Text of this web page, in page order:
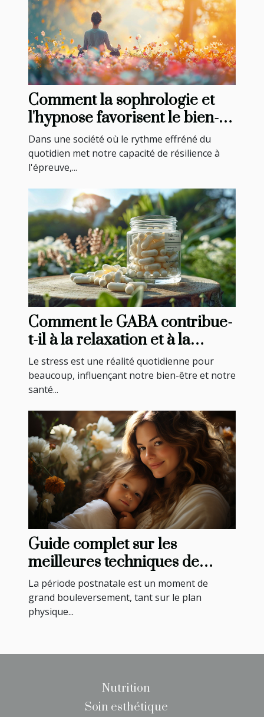
Comment la sophrologie et
l'hypnose favorisent le bien-
être et la relaxation
Dans une société où le rythme effréné du
quotidien met notre capacité de résilience à
l'épreuve,...
Comment le GABA contribue-
t-il à la relaxation et à la
gestion du stress ?
Le stress est une réalité quotidienne pour
beaucoup, influençant notre bien-être et notre
santé...
Guide complet sur les
meilleures techniques de
relaxation pour les mamans
après l'accouchement
La période postnatale est un moment de
grand bouleversement, tant sur le plan
physique...
Nutrition
Soin esthétique